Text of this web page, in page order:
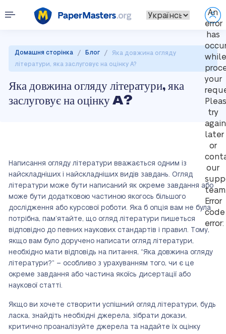
An
error
has
while
your
try
again
later
or
our
Error
code
error:
Домашня сторінка / Блог /
Яка довжина огляду
літератури, яка заслуговує на оцінку A?
Яка довжина огляду літератури, яка
заслуговує на оцінку A?
Написання огляду літератури вважається одним із
найскладніших і найскладніших видів завдань. Огляд
літератури може бути написаний як окреме завдання або
може бути додатковою частиною якогось більшого
дослідження або курсової роботи. Яка б опція вам не була
потрібна, пам’ятайте, що огляд літератури пишеться
відповідно до певних наукових стандартів і правил. Тому,
якщо вам було доручено написати огляд літератури,
необхідно мати відповідь на питання, “Яка довжина огляду
літератури?” – особливо з урахуванням того, чи є це
окреме завдання або частина якоїсь дисертації або
наукової статті.
Якщо ви хочете створити успішний огляд літератури, будь
ласка, знайдіть необхідні джерела, зібрати докази,
критично проаналізуйте джерела та надайте їх оцінку